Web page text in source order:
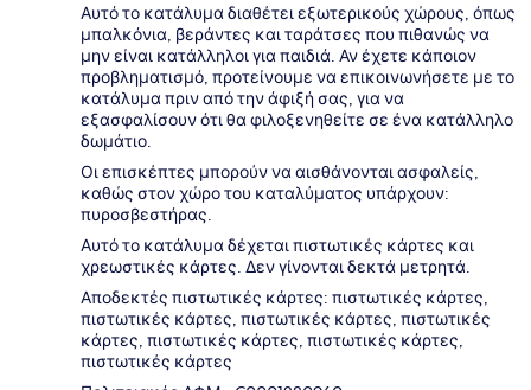
Αυτό το κατάλυμα διαθέτει εξωτερικούς χώρους, όπως
μπαλκόνια, βεράντες και ταράτσες που πιθανώς να
μην είναι κατάλληλοι για παιδιά. Αν έχετε κάποιον
προβληματισμό, προτείνουμε να επικοινωνήσετε με το
κατάλυμα πριν από την άφιξή σας, για να
εξασφαλίσουν ότι θα φιλοξενηθείτε σε ένα κατάλληλο
δωμάτιο.
Οι επισκέπτες μπορούν να αισθάνονται ασφαλείς,
καθώς στον χώρο του καταλύματος υπάρχουν:
πυροσβεστήρας.
Αυτό το κατάλυμα δέχεται πιστωτικές κάρτες και
χρεωστικές κάρτες. Δεν γίνονται δεκτά μετρητά.
Αποδεκτές πιστωτικές κάρτες: πιστωτικές κάρτες,
πιστωτικές κάρτες, πιστωτικές κάρτες, πιστωτικές
κάρτες, πιστωτικές κάρτες, πιστωτικές κάρτες,
πιστωτικές κάρτες